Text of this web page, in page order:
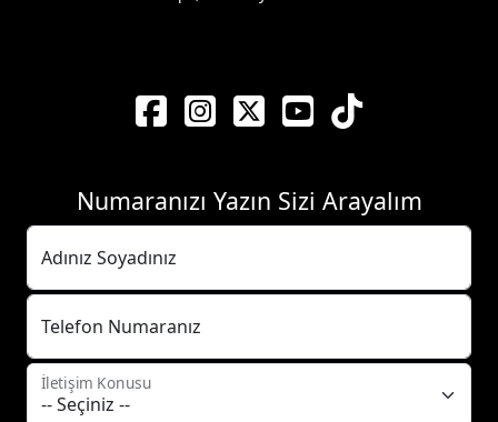
Numaranızı Yazın Sizi Arayalım
Adınız Soyadınız
Telefon Numaranız
İletişim Konusu